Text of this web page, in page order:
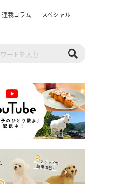
連載コラム スペシャル